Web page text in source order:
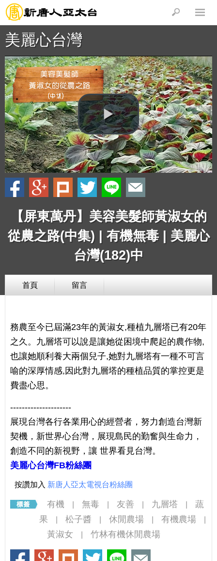
美麗心台灣
【屏東萬丹】美容美髮師黃淑女的
從農之路(中集) | 有機無毒 | 美麗心
台灣(182)中
首頁 留言
務農至今已屆滿23年的黃淑女,種植九層塔已有20年
之久。九層塔可以說是讓她從困境中爬起的農作物,
也讓她順利養大兩個兒子,她對九層塔有一種不可言
喻的深厚情感,因此對九層塔的種植品質的掌控更是
費盡心思。
---------------------
展現台灣各行各業用心的經營者，努力創造台灣新
契機，新世界心台灣，展現島民的勤奮與生命力，
創造不同的新視野，讓 世界看見台灣。
美麗心台灣FB粉絲團
按讚加入 新唐人亞太電視台粉絲團
有機 無毒 友善 九層塔
蔬
果
松子醬 休閒農場 有機農場
黃淑女 竹林有機休閒農場